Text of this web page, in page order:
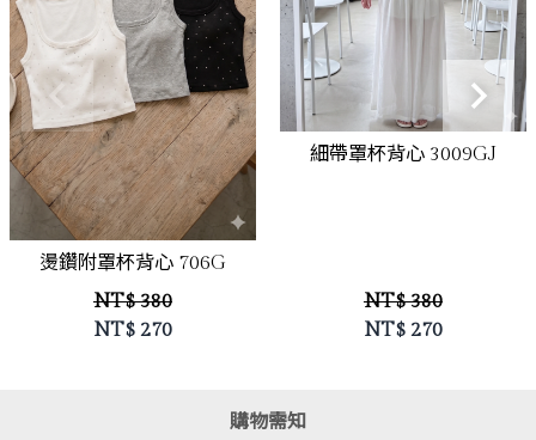
立即選購
燙鑽附罩杯背心 706G
NT$ 380
NT$270
細帶罩杯背心 3009GJ
NT$ 380
NT$270
購物需知